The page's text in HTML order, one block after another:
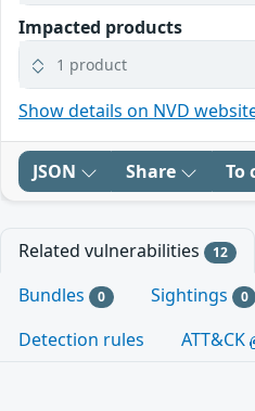
Impacted products
1 product
Show details on NVD
JSON Share To
Related vulnerabilities 12
Bundles 0 Sightings 0
Detection rules
ATT&CK